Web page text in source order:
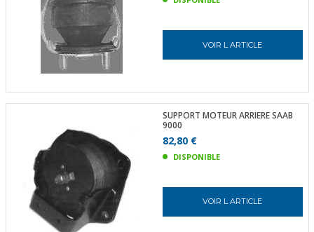
VOIR L ARTICLE
SUPPORT MOTEUR ARRIERE SAAB
9000
82,80 €
DISPONIBLE
VOIR L ARTICLE